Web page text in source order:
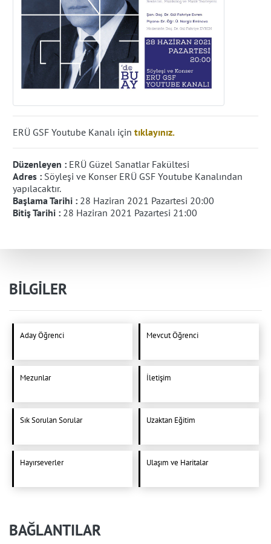
ERÜ GSF Youtube Kanalı için tıklayınız.
Düzenleyen : ERÜ Güzel Sanatlar Fakültesi
Adres : Söyleşi ve Konser ERÜ GSF Youtube Kanalından
yapılacaktır.
Başlama Tarihi : 28 Haziran 2021 Pazartesi 20:00
Bitiş Tarihi : 28 Haziran 2021 Pazartesi 21:00
BİLGİLER
Aday Öğrenci Mevcut Öğrenci
Mezunlar İletişim
Sık Sorulan Sorular Uzaktan Eğitim
Hayırseverler Ulaşım ve Haritalar
BAĞLANTILAR